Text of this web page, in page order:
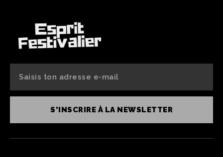
S'INSCRIRE À LA NEWSLETTER